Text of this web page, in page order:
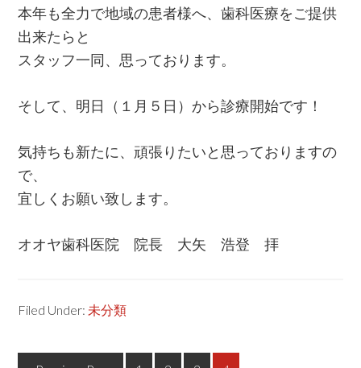
本年も全力で地域の患者様へ、歯科医療をご提供
出来たらと
スタッフ一同、思っております。
そして、明日（１月５日）から診療開始です！
気持ちも新たに、頑張りたいと思っておりますの
で、
宜しくお願い致します。
オオヤ歯科医院 院長 大矢 浩登 拝
Filed Under: 未分類